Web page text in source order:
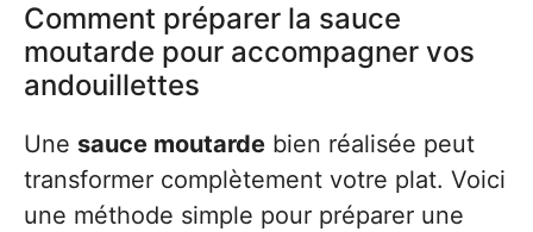
Comment préparer la sauce
moutarde pour accompagner vos
andouillettes
Une sauce moutarde bien réalisée peut
transformer complètement votre plat. Voici
une méthode simple pour préparer une